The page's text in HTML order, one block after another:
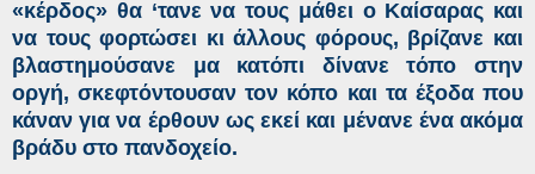
«κέρδος» θα ‘τανε να τους μάθει ο Καίσαρας και
να τους φορτώσει κι άλλους φόρους, βρίζανε και
βλαστημούσανε μα κατόπι δίνανε τόπο στην
οργή, σκεφτόντουσαν τον κόπο και τα έξοδα που
κάναν για να έρθουν ως εκεί και μένανε ένα ακόμα
βράδυ στο πανδοχείο.